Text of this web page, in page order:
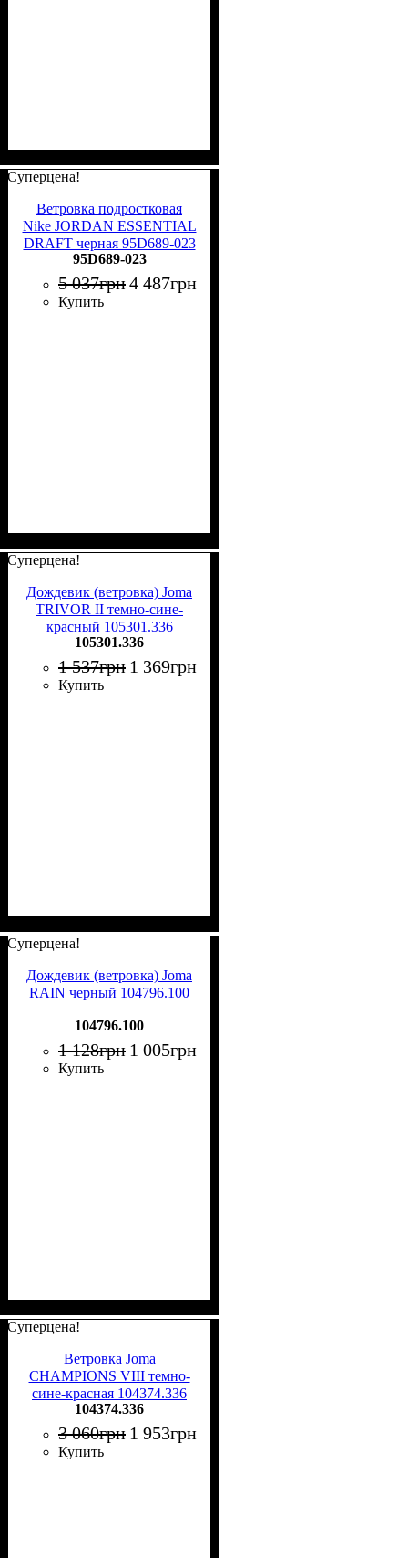
Суперцена!
Ветровка подростковая
Nike JORDAN ESSENTIAL
DRAFT черная 95D689-023
95D689-023
5 037грн4 487грн
Купить
Суперцена!
Дождевик (ветровка) Joma
TRIVOR II темно-сине-
красный 105301.336
105301.336
1 537грн 1 369грн
Купить
Суперцена!
Дождевик (ветровка) Joma
RAIN черный 104796.100
104796.100
1 128грн 1 005грн
Купить
Суперцена!
Ветровка Joma
CHAMPIONS VIII темно-
сине-красная 104374.336
104374.336
3 060грн 1 953грн
Купить